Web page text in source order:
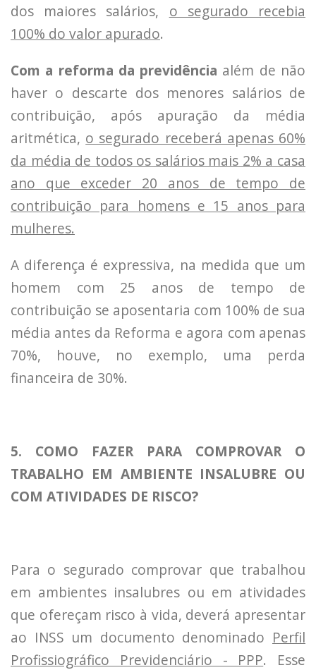
dos maiores salários, o segurado recebia
100% do valor apurado.
Com a reforma da previdência além de não
haver o descarte dos menores salários de
contribuição, após apuração da média
aritmética, o segurado receberá apenas 60%
da média de todos os salários mais 2% a casa
ano que exceder 20 anos de tempo de
contribuição para homens e 15 anos para
mulheres.
A diferença é expressiva, na medida que um
homem com 25 anos de tempo de
contribuição se aposentaria com 100% de sua
média antes da Reforma e agora com apenas
70%, houve, no exemplo, uma perda
financeira de 30%.
5. COMO FAZER PARA COMPROVAR O
TRABALHO EM AMBIENTE INSALUBRE OU
COM ATIVIDADES DE RISCO?
Para o segurado comprovar que trabalhou
em ambientes insalubres ou em atividades
que ofereçam risco à vida, deverá apresentar
ao INSS um documento denominado Perfil
Profissiográfico Previdenciário - PPP. Esse